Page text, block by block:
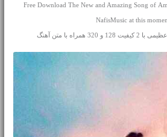
Free Download The New and Amazing Song of
NafisMusic at this
همراه با متن آهنگ